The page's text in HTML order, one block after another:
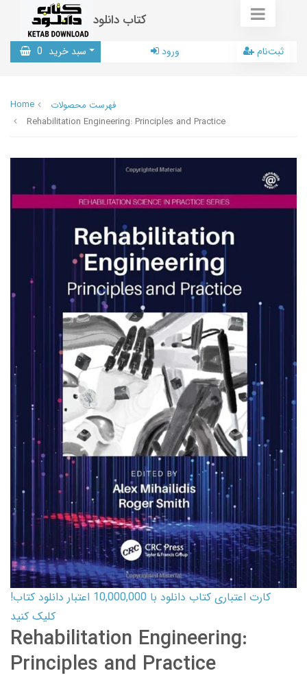
کتاب دانلود
سبد خرید 0 ورود ثبت‌نام
Home
فهرست محصولات
Rehabilitation Engineering: Principles and Practice
کارت اعتباری کتاب دانلود با 10,000,000 اعتبار دانلود کتاب!
کلیک کنید
Rehabilitation Engineering:
Principles and Practice